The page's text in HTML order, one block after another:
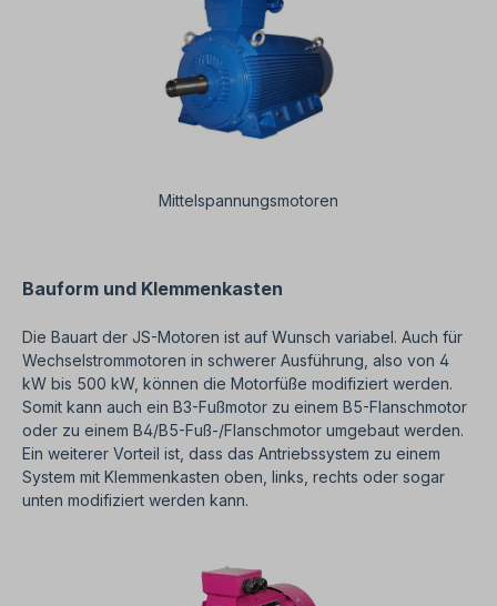
Mittelspannungsmotoren
Bauform und Klemmenkasten
Die Bauart der JS-Motoren ist auf Wunsch variabel. Auch für
Wechselstrommotoren in schwerer Ausführung, also von 4
kW bis 500 kW, können die Motorfüße modifiziert werden.
Somit kann auch ein B3-Fußmotor zu einem B5-Flanschmotor
oder zu einem B4/B5-Fuß-/Flanschmotor umgebaut werden.
Ein weiterer Vorteil ist, dass das Antriebssystem zu einem
System mit Klemmenkasten oben, links, rechts oder sogar
unten modifiziert werden kann.